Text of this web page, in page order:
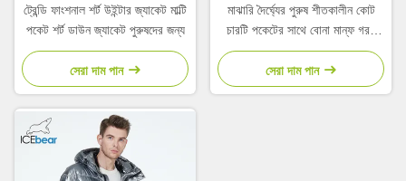
ট্রেন্ডি ফাংশনাল শর্ট উইন্টার জ্যাকেট মাল্টি
পকেট শর্ট ডাউন জ্যাকেট পুরুষদের জন্য
সেরা দাম পান
মাঝারি দৈর্ঘ্যের পুরুষ শীতকালীন কোট
চারটি পকেটের সাথে বোনা মান্ফ গরম
জলরোধী জ্যাকেট
সেরা দাম পান